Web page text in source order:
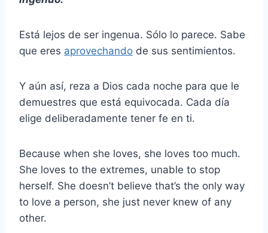
Está lejos de ser ingenua. Sólo lo parece. Sabe
que eres aprovechando de sus sentimientos.
Y aún así, reza a Dios cada noche para que le
demuestres que está equivocada. Cada día
elige deliberadamente tener fe en ti.
Because when she loves, she loves too much.
She loves to the extremes, unable to stop
herself. She doesn’t believe that’s the only way
to love a person, she just never knew of any
other.